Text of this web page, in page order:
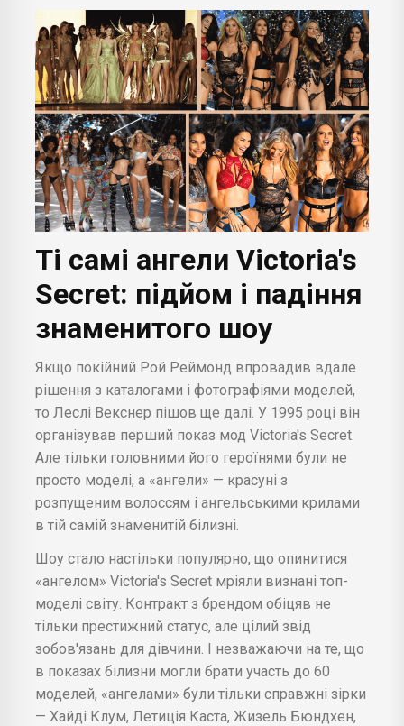
Ті самі ангели Victoria's
Secret: підйом і падіння
знаменитого шоу
Якщо покійний Рой Реймонд впровадив вдале
рішення з каталогами і фотографіями моделей,
то Леслі Векснер пішов ще далі. У 1995 році він
організував перший показ мод Victoria's Secret.
Але тільки головними його героїнями були не
просто моделі, а «ангели» — красуні з
розпущеним волоссям і ангельськими крилами
в тій самій знаменитій білизні.
Шоу стало настільки популярно, що опинитися
«ангелом» Victoria's Secret мріяли визнані топ-
моделі світу. Контракт з брендом обіцяв не
тільки престижний статус, але цілий звід
зобов'язань для дівчини. І незважаючи на те, що
в показах білизни могли брати участь до 60
моделей, «ангелами» були тільки справжні зірки
— Хайді Клум, Летиція Каста, Жизель Бюндхен,